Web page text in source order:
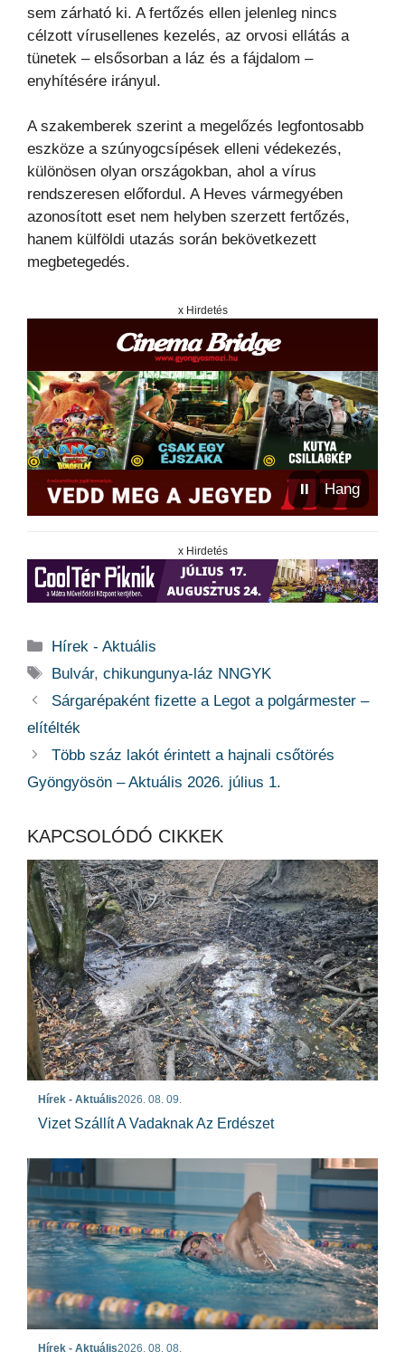
sem zárható ki. A fertőzés ellen jelenleg nincs
célzott vírusellenes kezelés, az orvosi ellátás a
tünetek – elsősorban a láz és a fájdalom –
enyhítésére irányul.
A szakemberek szerint a megelőzés legfontosabb
eszköze a szúnyogcsípések elleni védekezés,
különösen olyan országokban, ahol a vírus
rendszeresen előfordul. A Heves vármegyében
azonosított eset nem helyben szerzett fertőzés,
hanem külföldi utazás során bekövetkezett
megbetegedés.
x Hirdetés
⏸ Hang
x Hirdetés
Kategória
Hírek - Aktuális
Címkék
Bulvár,chikungunya-láz NNGYK
Sárgarépaként fizette a Legot a polgármester –
elítélték
Több száz lakót érintett a hajnali csőtörés
Gyöngyösön – Aktuális 2026. július 1.
KAPCSOLÓDÓ CIKKEK
Hírek - Aktuális2026. 08. 09.
Vizet Szállít A Vadaknak Az Erdészet
Hírek - Aktuális2026. 08. 08.